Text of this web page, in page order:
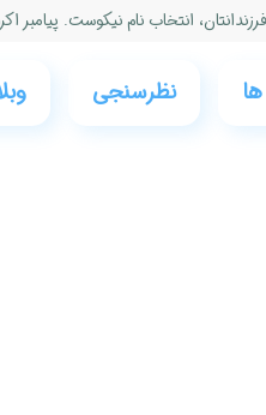
انتخاب نام نیكوست. پیامبر
نظرسنجی‌